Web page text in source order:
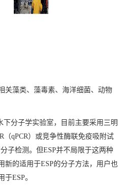
关藻类、藻毒素、海洋细菌、动物
下分子学实验室，目前主要采用三明
（qPCR）或竞争性酶联免疫吸附试
子检测。但ESP并不局限于这两种
新的适用于ESP的分子方法，用户也
ESP。